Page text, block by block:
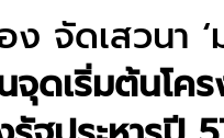
จัดเสวนา
จุดเริ่มต้นโค